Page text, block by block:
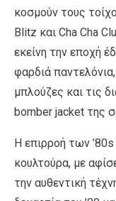
κοσμούν τους
Blitz και Cha Cha
εκείνη την εποχή
φαρδιά
μπλούζες και τις
bomber jacket της
Η επιρροή των
κουλτούρα, με
την αυθεντική